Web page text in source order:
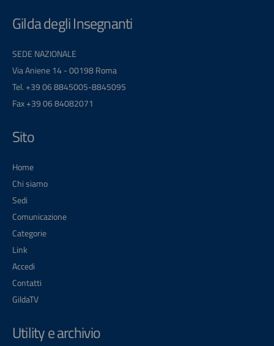
Gilda degli Insegnanti
SEDE NAZIONALE
Via Aniene 14 - 00198 Roma
Tel. +39 06 8845005-8845095
Fax +39 06 84082071
Sito
Home
Chi siamo
Sedi
Comunicazione
Categorie
Link
Accedi
Contatti
GildaTV
Utility e archivio